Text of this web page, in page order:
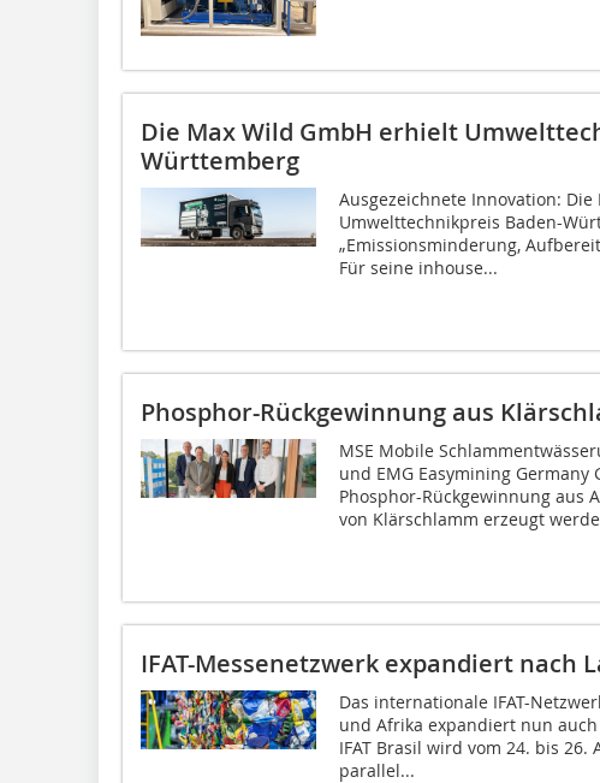
Die Max Wild GmbH erhielt
Württemberg
Ausgezeichnete Innovation:
Umwelttechnikpreis Baden-
„Emissionsminderung,
Für seine inhouse...
Phosphor-Rückgewinnung aus
MSE Mobile
und EMG Easymining
Phosphor-Rückgewinnung aus
von Klärschlamm erzeugt
IFAT-Messenetzwerk expandiert nach
Das internationale IFAT-
und Afrika expandiert nun
IFAT Brasil wird vom 24. bis
parallel...